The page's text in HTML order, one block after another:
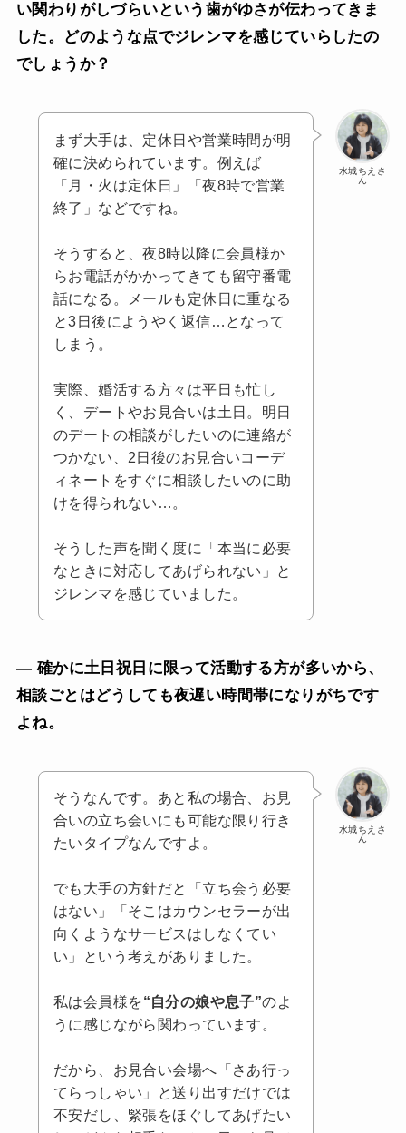
い関わりがしづらいという歯がゆさが伝わってきま
した。どのような点でジレンマを感じていらしたの
でしょうか？
水城ちえさ
ん
まず大手は、定休日や営業時間が明
確に決められています。例えば
「月・火は定休日」「夜8時で営業
終了」などですね。
そうすると、夜8時以降に会員様か
らお電話がかかってきても留守番電
話になる。メールも定休日に重なる
と3日後にようやく返信…となって
しまう。
実際、婚活する方々は平日も忙し
く、デートやお見合いは土日。明日
のデートの相談がしたいのに連絡が
つかない、2日後のお見合いコーデ
ィネートをすぐに相談したいのに助
けを得られない…。
そうした声を聞く度に「本当に必要
なときに対応してあげられない」と
ジレンマを感じていました。
— 確かに土日祝日に限って活動する方が多いから、
相談ごとはどうしても夜遅い時間帯になりがちです
よね。
水城ちえさ
ん
そうなんです。あと私の場合、お見
合いの立ち会いにも可能な限り行き
たいタイプなんですよ。
でも大手の方針だと「立ち会う必要
はない」「そこはカウンセラーが出
向くようなサービスはしなくてい
い」という考えがありました。
私は会員様を“自分の娘や息子”のよ
うに感じながら関わっています。
だから、お見合い会場へ「さあ行っ
てらっしゃい」と送り出すだけでは
不安だし、緊張をほぐしてあげたい